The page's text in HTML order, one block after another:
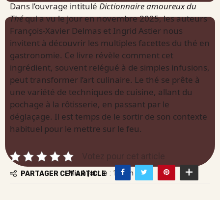
Mis à jour le : 16 juin 2026
Dans l’ouvrage intitulé Dictionnaire amoureux du
Théqui a vu le jour en novembre 2025, les auteurs
François-Xavier Delmas et Ingrid Astier nous
invitent à découvrir les multiples facettes du thé en
gastronomie. Ce livre révèle comment cet
ingrédient, souvent relégué à de simples infusions,
peut transformer l’art culinaire. Le thé se prête à
une variété de techniques de cuisine, allant du
pochage à la rôtisserie, en passant par le
déglaçage. Il est temps de le sortir de son contexte
habituel pour le mettre sur le feu.
Votez pour cet article
PARTAGER CET ARTICLE